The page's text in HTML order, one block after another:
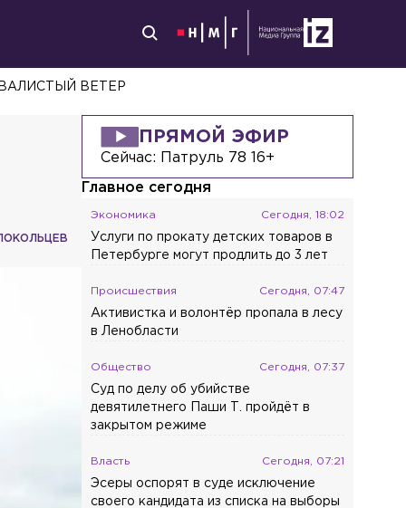
РЕГИОНАЛЬНЫМ ПАМЯТНИКОМ
ПРЯМОЙ ЭФИР
Сейчас: Патруль 78 16+
Главное сегодня
Экономика Сегодня, 18:02
Услуги по прокату детских товаров в
Петербурге могут продлить до 3 лет
Происшествия Сегодня, 07:47
Активистка и волонтёр пропала в лесу
в Ленобласти
Общество Сегодня, 07:37
Суд по делу об убийстве
девятилетнего Паши Т. пройдёт в
закрытом режиме
Власть Сегодня, 07:21
Эсеры оспорят в суде исключение
своего кандидата из списка на выборы